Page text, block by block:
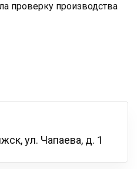
проверку производства
ул. Чапаева, д. 1